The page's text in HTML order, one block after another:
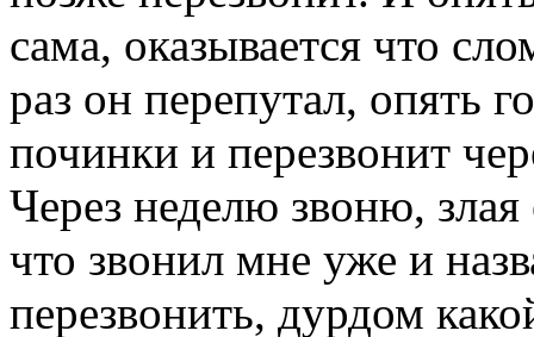
сама, оказывается что
раз он перепутал, опять
починки и перезвонит
Через неделю звоню, злая
что звонил мне уже и
перезвонить, дурдом